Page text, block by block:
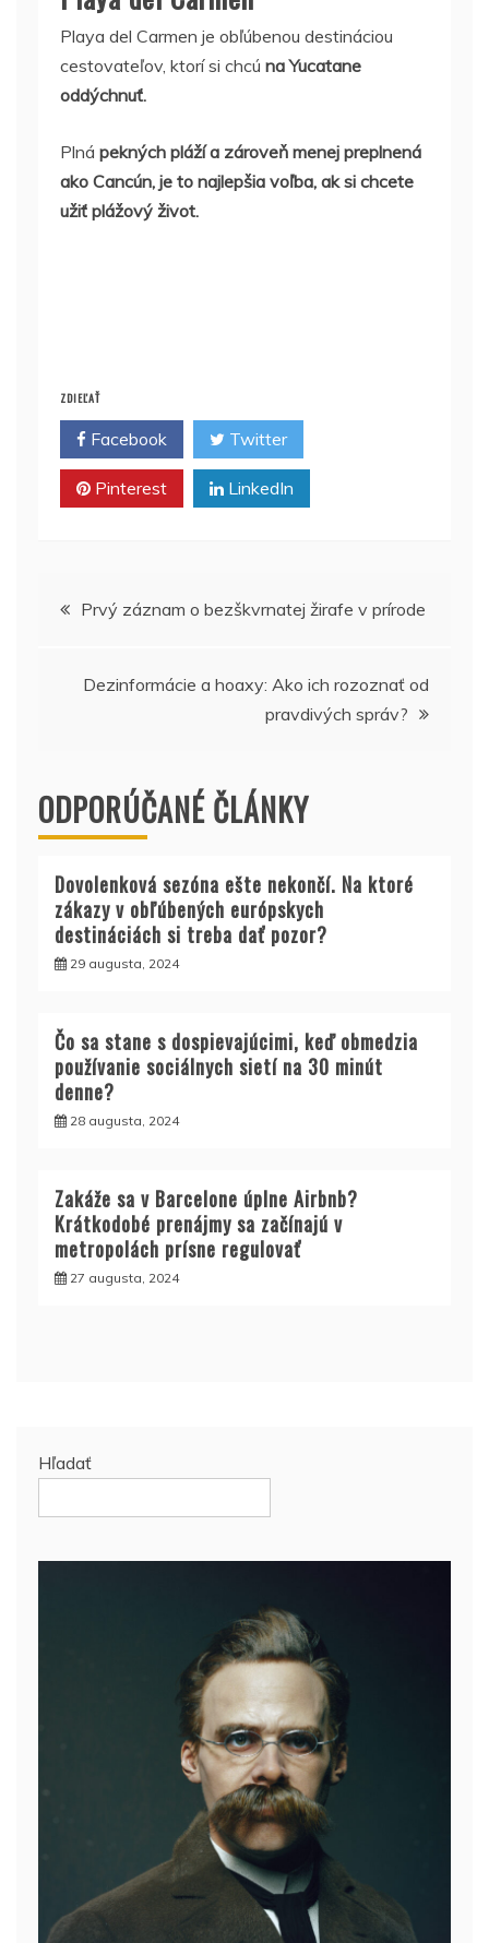
Playa del Carmen je obľúbenou destináciou
cestovateľov, ktorí si chcú na Yucatane
oddýchnuť.
Plná pekných pláží a zároveň menej preplnená
ako Cancún, je to najlepšia voľba, ak si chcete
užiť plážový život.
ZDIEĽAŤ
Facebook Twitter
Pinterest LinkedIn
Navigácia
Prvý záznam o bezškvrnatej žirafe v prírode
Dezinformácie a hoaxy: Ako ich rozoznať od
pravdivých správ?
ODPORÚČANÉ ČLÁNKY
Dovolenková sezóna ešte nekončí. Na ktoré
zákazy v obľúbených európskych
destináciách si treba dať pozor?
29 augusta, 2024
Čo sa stane s dospievajúcimi, keď obmedzia
používanie sociálnych sietí na 30 minút
denne?
28 augusta, 2024
Zakáže sa v Barcelone úplne Airbnb?
Krátkodobé prenájmy sa začínajú v
metropolách prísne regulovať
27 augusta, 2024
Hľadať